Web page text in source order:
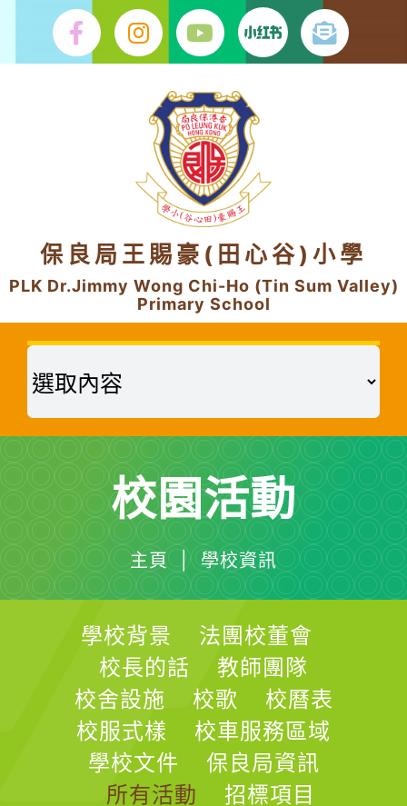
content
保良局王賜豪(田心谷)小學
PLK Dr.Jimmy Wong Chi-Ho (Tin Sum Valley)
Primary School
校園活動
主頁 | 學校資訊
學校背景
法團校董會
校長的話
教師團隊
校舍設施
校歌
校曆表
校服式樣
校車服務區域
學校文件
保良局資訊
所有活動
招標項目